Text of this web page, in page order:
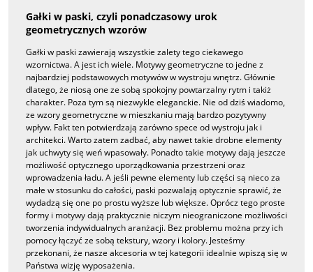
Gałki w paski, czyli ponadczasowy urok
geometrycznych wzorów
Gałki w paski zawierają wszystkie zalety tego ciekawego
wzornictwa. A jest ich wiele. Motywy geometryczne to jedne z
najbardziej podstawowych motywów w wystroju wnętrz. Głównie
dlatego, że niosą one ze sobą spokojny powtarzalny rytm i takiż
charakter. Poza tym są niezwykle eleganckie. Nie od dziś wiadomo,
ze wzory geometryczne w mieszkaniu mają bardzo pozytywny
wpływ. Fakt ten potwierdzają zarówno spece od wystroju jak i
architekci. Warto zatem zadbać, aby nawet takie drobne elementy
jak uchwyty się weń wpasowały. Ponadto takie motywy dają jeszcze
możliwość optycznego uporządkowania przestrzeni oraz
wprowadzenia ładu. A jeśli pewne elementy lub części są nieco za
małe w stosunku do całości, paski pozwalają optycznie sprawić, że
wydadzą się one po prostu wyższe lub większe. Oprócz tego proste
formy i motywy dają praktycznie niczym nieograniczone możliwości
tworzenia indywidualnych aranżacji. Bez problemu można przy ich
pomocy łączyć ze sobą tekstury, wzory i kolory. Jesteśmy
przekonani, że nasze akcesoria w tej kategorii idealnie wpiszą się w
Państwa wizję wyposażenia.